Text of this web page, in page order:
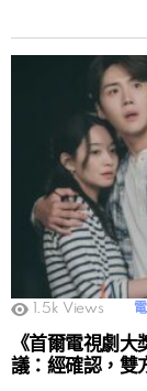
1.5k Views
《首爾電視劇
議：經確認，雙